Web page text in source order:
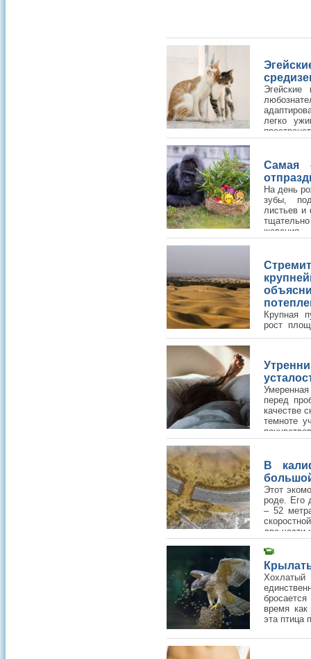
легко
Самая
На день
зубы,
листьев и
жевания.
Крупная
рост
ученые не понимали, какие
перед
качестве
темноте
В
Этот
роде. Его
– 52
две части
время
эта птица